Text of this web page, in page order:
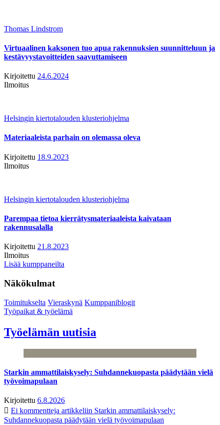
Thomas Lindstrom
Virtuaalinen kaksonen tuo apua rakennuksien suunnitteluun ja
kestävyystavoitteiden saavuttamiseen
Kirjoitettu 24.6.2024
Ilmoitus
Helsingin kiertotalouden klusteriohjelma
Materiaaleista parhain on olemassa oleva
Kirjoitettu 18.9.2023
Ilmoitus
Helsingin kiertotalouden klusteriohjelma
Parempaa tietoa kierrätysmateriaaleista kaivataan
rakennusalalla
Kirjoitettu 21.8.2023
Ilmoitus
Lisää kumppaneilta
Näkökulmat
Toimitukselta Vieraskynä Kumppaniblogit
Työpaikat & työelämä
Työelämän uutisia
Starkin ammattilaiskysely: Suhdannekuopasta päädytään vielä
työvoimapulaan
Kirjoitettu 6.8.2026
Ei kommentteja artikkeliin Starkin ammattilaiskysely:
Suhdannekuopasta päädytään vielä työvoimapulaan